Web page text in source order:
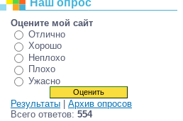
Наш опрос
Оцените мой сайт
Отлично
Хорошо
Неплохо
Плохо
Ужасно
Результаты
Архив опросов
Всего ответов: 554